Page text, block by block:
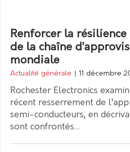
Renforcer la résilience
de la chaîne
mondiale
Actualité générale 11 décembre
Rochester Electronics
récent resserrement de
semi-conducteurs, en
sont confrontés…